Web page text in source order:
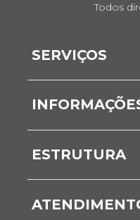
Todos
SERVIÇOS
Carta de
Serviços Online
Nota Fiscal
Notícias
Comunicados
ESTRUTURA
Secretarias